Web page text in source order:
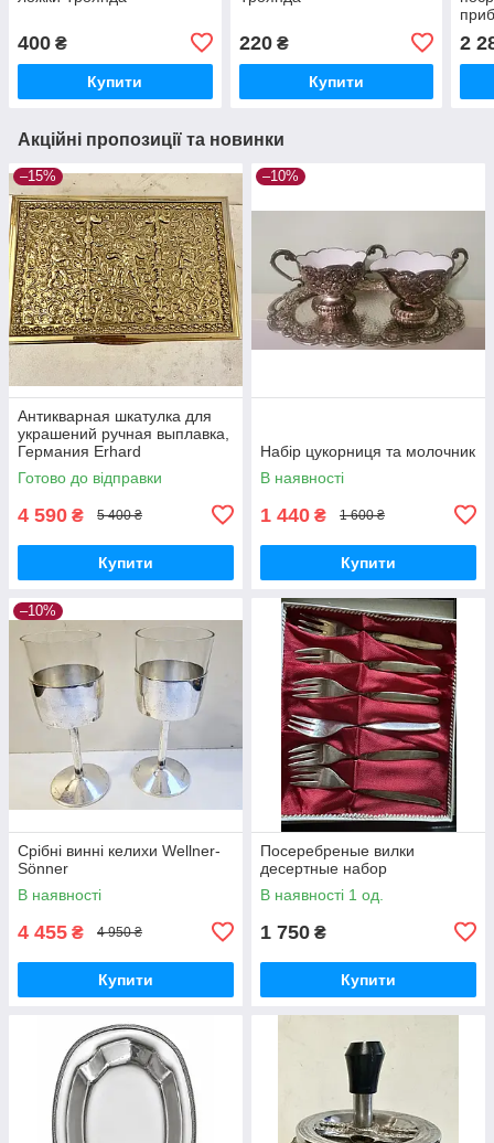
400 ₴
Купити
220₴
Купити
2
Акційні пропозиції та новинки
–15%
Антикварная шкатулка для
украшений ручная выплавка,
Германия Erhard
Готово до відправки
4 590 ₴ 5 400 ₴
Купити
–10%
Набір цукорниця та молочник
В наявності
1 440 ₴ 1 600 ₴
Купити
–10%
Срібні винні келихи Wellner-
Sönner
В наявності
4 455 ₴ 4 950 ₴
Купити
Посеребреные вилки
десертные набор
В наявності 1 од.
1 750 ₴
Купити